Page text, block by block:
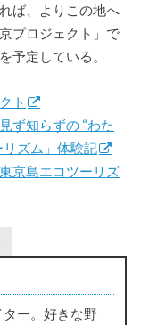
ば、よりこの地へ
プロジェクト」で
予定している。
ト
ず知らずの “わた
ズム」体験記
京島エコツーリズ
ー。好きな野